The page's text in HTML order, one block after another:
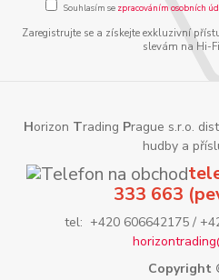
Souhlasím se zpracováním osobních
Zaregistrujte se a získejte exkluzivní
slevám na Hi-
Horizon Trading Prague s.r.o.
hudby a
333 663
tel: +420 606642175 /
Copyright